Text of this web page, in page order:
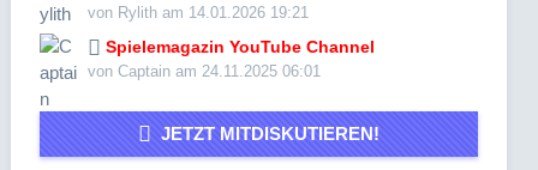
von Rylith am 14.01.2026 19:21
Spielemagazin YouTube Channel
von Captain am 24.11.2025 06:01
JETZT MITDISKUTIEREN!